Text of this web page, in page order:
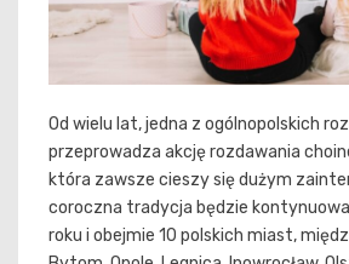
Od wielu lat, jedna z ogólnopolskich
przeprowadza akcję rozdawania
która zawsze cieszy się dużym
coroczna tradycja będzie
roku i obejmie 10 polskich miast,